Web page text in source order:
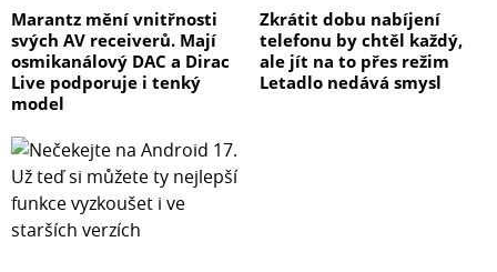
Marantz mění vnitřnosti
svých AV receiverů. Mají
osmikanálový DAC a Dirac
Live podporuje i tenký
model
Zkrátit dobu nabíjení
telefonu by chtěl každý,
ale jít na to přes režim
Letadlo nedává smysl